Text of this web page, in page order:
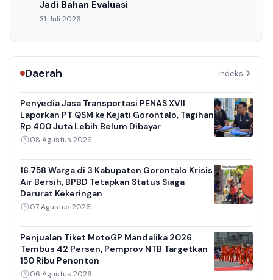
Jadi Bahan Evaluasi
31 Juli 2026
Daerah Indeks
Penyedia Jasa Transportasi PENAS XVII
Laporkan PT QSM ke Kejati Gorontalo, Tagihan
Rp 400 Juta Lebih Belum Dibayar
08 Agustus 2026
16.758 Warga di 3 Kabupaten Gorontalo Krisis
Air Bersih, BPBD Tetapkan Status Siaga
Darurat Kekeringan
07 Agustus 2026
Penjualan Tiket MotoGP Mandalika 2026
Tembus 42 Persen, Pemprov NTB Targetkan
150 Ribu Penonton
06 Agustus 2026